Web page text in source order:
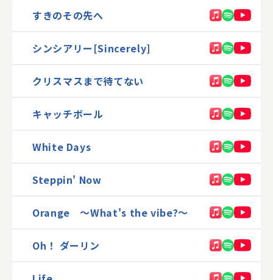
すきのその先へ
シンシアリー[Sincerely]
クリスマスまで待てない
キャッチボール
White Days
Steppin' Now
Orange 〜What's the vibe?〜
Oh！ ダーリン